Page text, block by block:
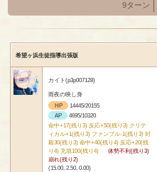
9ターン
希望ヶ浜生徒指導出張版
カイト(p3p007128)
雨夜の映し身
HP
14445/20155
AP
4695/10320
命中+17(残り3) 反応+50(残り3) クリテ
ィカル+1(残り3) ファンブル-1(残り3) 封
殺30(残り3) 命中+40(残り4) 反応+20(残
り4) 充填100(残り4)
体勢不利(残り3)
崩れ(残り2)
(15.00, 2.50, 0.00)